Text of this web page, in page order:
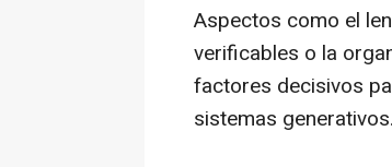
Aspectos como el
verificables o la
factores decisivos
sistemas generativos.